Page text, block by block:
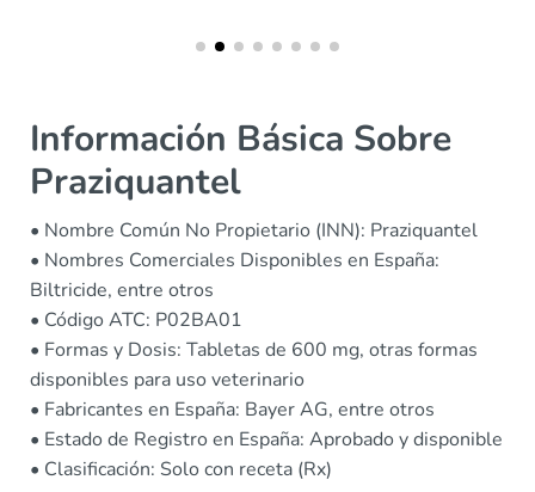
Información Básica Sobre
Praziquantel
• Nombre Común No Propietario (INN): Praziquantel
• Nombres Comerciales Disponibles en España:
Biltricide, entre otros
• Código ATC: P02BA01
• Formas y Dosis: Tabletas de 600 mg, otras formas
disponibles para uso veterinario
• Fabricantes en España: Bayer AG, entre otros
• Estado de Registro en España: Aprobado y disponible
• Clasificación: Solo con receta (Rx)